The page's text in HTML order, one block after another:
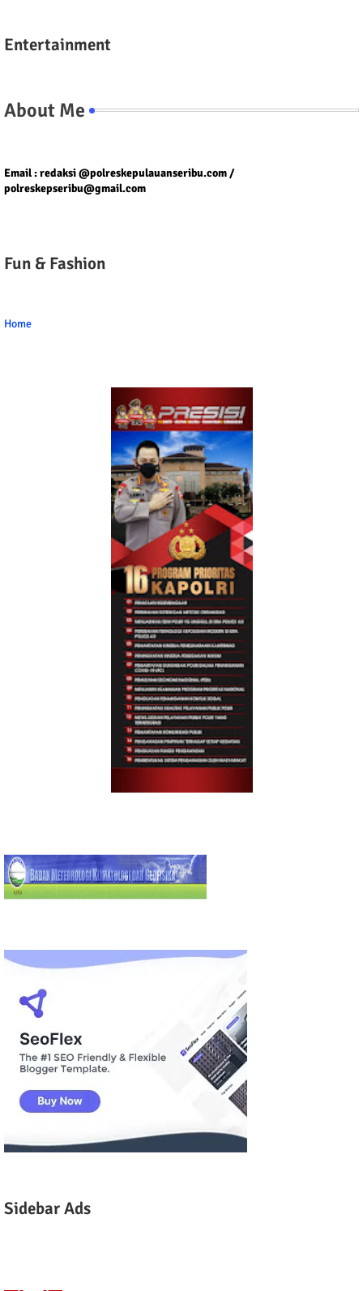
Entertainment
About Me
Email : redaksi @polreskepulauanseribu.com /
polreskepseribu@gmail.com
Fun & Fashion
Home
Sidebar Ads